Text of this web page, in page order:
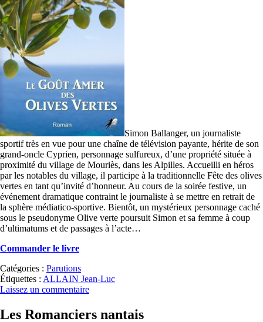
Simon Ballanger, un journaliste
sportif très en vue pour une chaîne de télévision payante, hérite de son
grand-oncle Cyprien, personnage sulfureux, d’une propriété située à
proximité du village de Mouriès, dans les Alpilles. Accueilli en héros
par les notables du village, il participe à la traditionnelle Fête des olives
vertes en tant qu’invité d’honneur. Au cours de la soirée festive, un
événement dramatique contraint le journaliste à se mettre en retrait de
la sphère médiatico-sportive. Bientôt, un mystérieux personnage caché
sous le pseudonyme Olive verte poursuit Simon et sa femme à coup
d’ultimatums et de passages à l’acte…
Commander le livre
Catégories : Parutions
Étiquettes : ALLAIN Jean-Luc
Laissez un commentaire
Les Romanciers nantais